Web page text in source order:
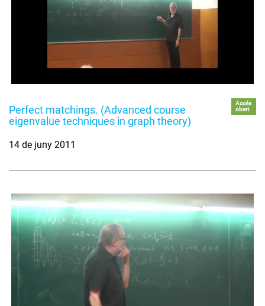
Perfect matchings. (Advanced course
eigenvalue techniques in graph theory)
Accés
obert
14 de juny 2011